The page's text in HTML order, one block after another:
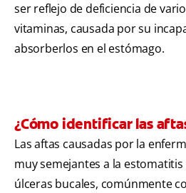
ser reflejo de deficiencia de
vitaminas, causada por su
absorberlos en el estómago.
¿Cómo identificar las
Las aftas causadas por la
muy semejantes a la estomatitis
úlceras bucales, comúnmente